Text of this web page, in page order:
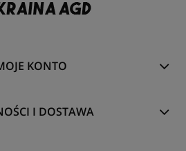
KONTO
I DOSTAWA